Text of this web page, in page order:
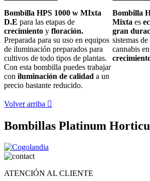
Bombilla HPS 1000 w MIxta
D.E para las etapas de
crecimiento y floración.
Preparada para su uso en equipos
de iluminación preparados para
cultivos de todo tipos de plantas.
Con esta bombilla puedes trabajar
con iluminación de calidad a un
precio bastante reducido.
Bombilla
Mixta es
gran
sistemas
cannabis
Volver arriba 
Bombillas Platinum
ATENCIÓN AL CLIENTE